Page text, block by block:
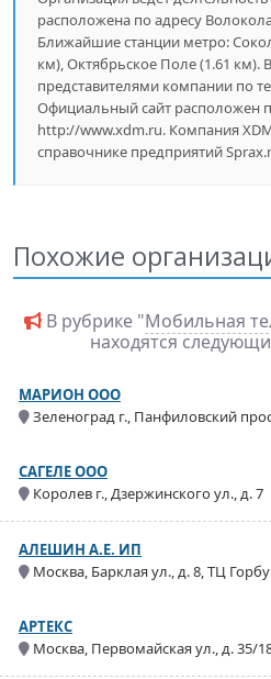
расположена по адресу
Ближайшие станции метро:
км), Октябрьское Поле (1.61 км).
представителями компании по
Официальный сайт расположен
http://www.xdm.ru. Компания
справочнике предприятий
Похожие
В рубрике "Мобильная
находятся
МАРИОН ООО
Зеленоград г., Панфиловский
САГЕЛЕ ООО
Королев г., Дзержинского ул., д. 7
АЛЕШИН А.Е. ИП
Москва, Барклая ул., д. 8, ТЦ
АРТЕКС
Москва, Первомайская ул., д. 35/